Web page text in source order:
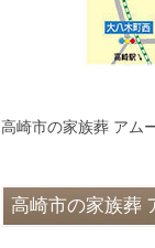
高崎市の家族葬 アム
高崎市の家族葬